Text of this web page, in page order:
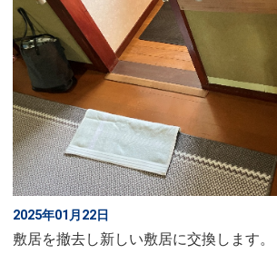
2025年01月22日
敷居を撤去し新しい敷居に交換します。